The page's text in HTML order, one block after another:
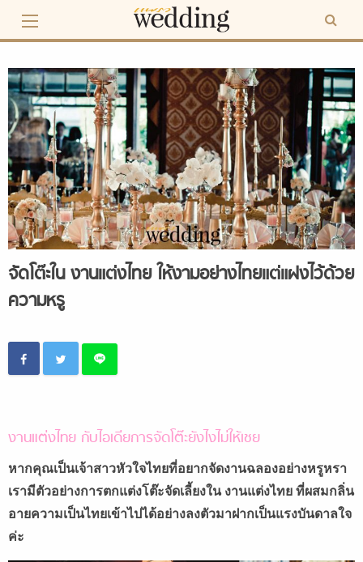
content
จัดโต๊ะใน งานแต่งไทย ให้งามอย่างไทยแต่แฝงไว้ด้วย
ความหรู
งานแต่งไทย กับไอเดียการจัดโต๊ะยังไงไม่ให้เชย
หากคุณเป็นเจ้าสาวหัวใจไทยที่อยากจัดงานฉลองอย่างหรูหรา
เรามีตัวอย่างการตกแต่งโต๊ะจัดเลี้ยงใน งานแต่งไทย ที่ผสมกลิ่น
อายความเป็นไทยเข้าไปได้อย่างลงตัวมาฝากเป็นแรงบันดาลใจ
ค่ะ